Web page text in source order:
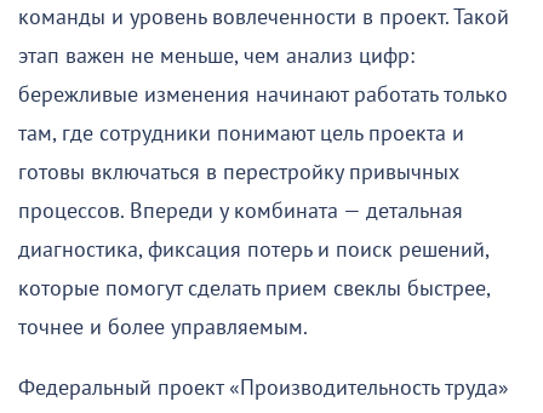
команды и уровень вовлеченности в проект. Такой
этап важен не меньше, чем анализ цифр:
бережливые изменения начинают работать только
там, где сотрудники понимают цель проекта и
готовы включаться в перестройку привычных
процессов. Впереди у комбината — детальная
диагностика, фиксация потерь и поиск решений,
которые помогут сделать прием свеклы быстрее,
точнее и более управляемым.
Федеральный проект «Производительность труда»